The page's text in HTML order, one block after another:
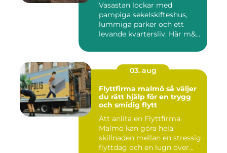
Vasastan lockar med
pampiga sekelskifteshus,
lummiga parker och ett
levande kvartersliv. Här m&...
03. aug
Flyttfirma malmö så väljer
du rätt hjälp för en trygg
och smidig flytt
Att anlita en Flyttfirma
Malmö kan göra hela
skillnaden mellan en stressig
flyttdag och en lugn över...